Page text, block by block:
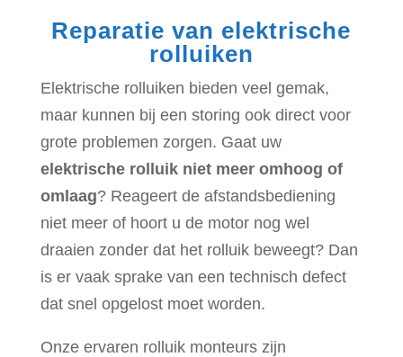
Reparatie van elektrische
rolluiken
Elektrische rolluiken bieden veel gemak,
maar kunnen bij een storing ook direct voor
grote problemen zorgen. Gaat uw
elektrische rolluik niet meer omhoog of
omlaag? Reageert de afstandsbediening
niet meer of hoort u de motor nog wel
draaien zonder dat het rolluik beweegt? Dan
is er vaak sprake van een technisch defect
dat snel opgelost moet worden.
Onze ervaren rolluik monteurs zijn